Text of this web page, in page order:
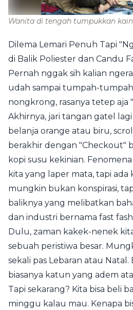
Wanita di tengah tumpukkan kain
Dilema Lemari Penuh Tapi
di Balik Poliester dan Candu
Pernah nggak sih kalian
udah sampai tumpah-
nongkrong, rasanya tetep aja
Akhirnya, jari tangan gatel
belanja orange atau biru,
berakhir dengan "Checkout"
kopi susu kekinian.
kita yang laper mata, tapi ada
mungkin bukan konspirasi,
baliknya yang melibatkan
dan industri bernama fast
Dulu, zaman kakek-nenek
sebuah peristiwa besar.
sekali pas Lebaran atau
biasanya katun yang adem
Tapi sekarang? Kita bisa beli
minggu kalau mau. Kenapa